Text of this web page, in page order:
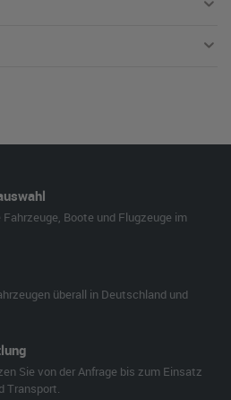
Boote und Flugzeuge im
überall in Deutschland und
Sie von der Anfrage bis zum Einsatz
Transport.